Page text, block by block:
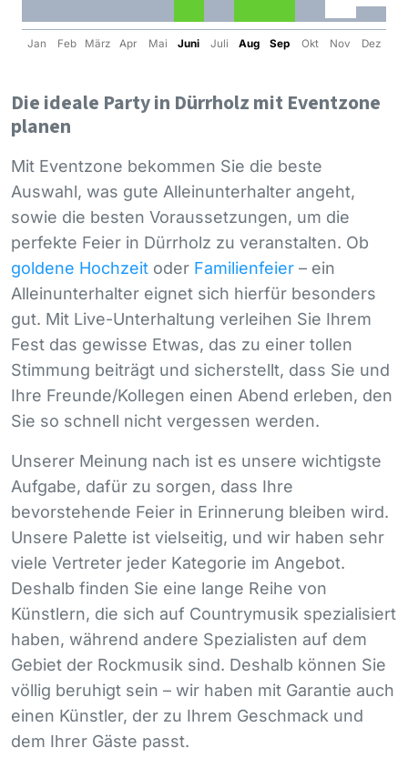
Jan Feb März Apr Mai Juni Juli Aug Sep Okt Nov Dez
Die ideale Party in Dürrholz mit Eventzone
planen
Mit Eventzone bekommen Sie die beste
Auswahl, was gute Alleinunterhalter angeht,
sowie die besten Voraussetzungen, um die
perfekte Feier in Dürrholz zu veranstalten. Ob
goldene Hochzeit oder Familienfeier – ein
Alleinunterhalter eignet sich hierfür besonders
gut. Mit Live-Unterhaltung verleihen Sie Ihrem
Fest das gewisse Etwas, das zu einer tollen
Stimmung beiträgt und sicherstellt, dass Sie und
Ihre Freunde/Kollegen einen Abend erleben, den
Sie so schnell nicht vergessen werden.
Unserer Meinung nach ist es unsere wichtigste
Aufgabe, dafür zu sorgen, dass Ihre
bevorstehende Feier in Erinnerung bleiben wird.
Unsere Palette ist vielseitig, und wir haben sehr
viele Vertreter jeder Kategorie im Angebot.
Deshalb finden Sie eine lange Reihe von
Künstlern, die sich auf Countrymusik spezialisiert
haben, während andere Spezialisten auf dem
Gebiet der Rockmusik sind. Deshalb können Sie
völlig beruhigt sein – wir haben mit Garantie auch
einen Künstler, der zu Ihrem Geschmack und
dem Ihrer Gäste passt.